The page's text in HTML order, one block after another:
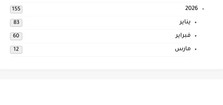
2026
155
يناير 83
فبراير 60
مارس 12